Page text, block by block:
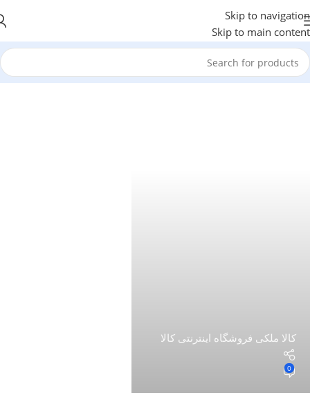
Skip to navigation
Skip to main content
کالا ملکی فروشگاه اینترنتی کالا
0